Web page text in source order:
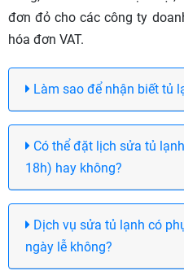
đơn đỏ cho các công ty
hóa đơn VAT.
Làm sao để nhận biết tủ
Có thể đặt lịch sửa tủ
18h) hay không?
Dịch vụ sửa tủ lạnh có
ngày lễ không?